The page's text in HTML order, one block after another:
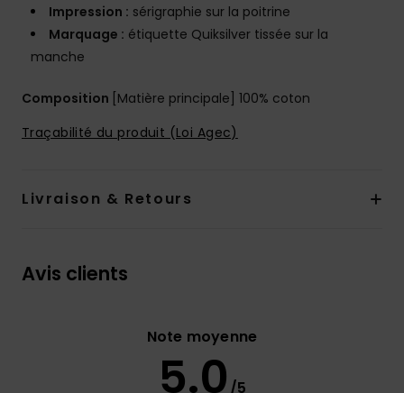
Impression : sérigraphie sur la poitrine
Marquage : étiquette Quiksilver tissée sur la
manche
Composition [Matière principale] 100% coton
Traçabilité du produit (Loi Agec)
Livraison & Retours
Avis clients
Note moyenne
5.0 /5